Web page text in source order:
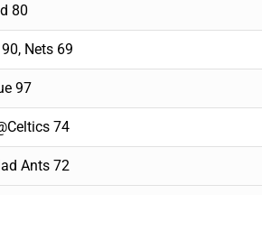
80
Nets 69
97
74
Ants 72